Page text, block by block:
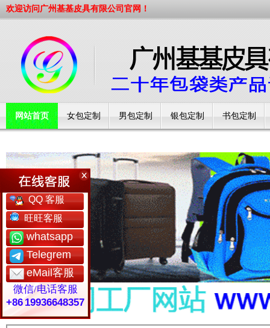
欢迎访问广州基基皮具有限公司官网！
网站首页 女包定制 男包定制 银包定制 书包定制
QQ 客服
旺旺客服
whatsapp
Telegrem
eMail客服
微信/电话客服
+86 19936648357